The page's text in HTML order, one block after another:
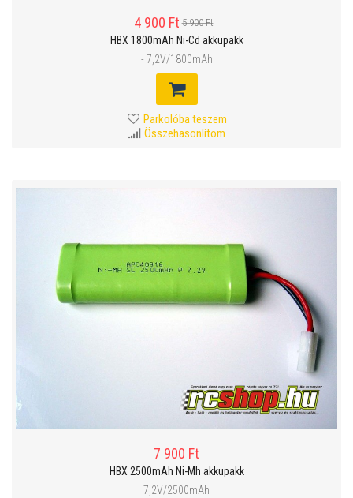
4 900 Ft 5 900 Ft
HBX 1800mAh Ni-Cd akkupakk
- 7,2V/1800mAh
Parkolóba teszem
Összehasonlítom
7 900 Ft
HBX 2500mAh Ni-Mh akkupakk
7,2V/2500mAh